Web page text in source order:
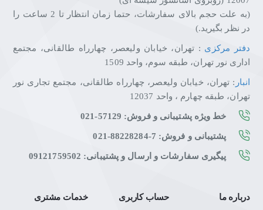
(به علت حجم بالای سفارشات، حتما زمان انتظار تا 2 ساعت را
در نظر بگیرید.)
دفتر مرکزی : تهران، خیابان ولیعصر، چهارراه طالقانی، مجتمع
اداری نور تهران، طبقه سوم، واحد 1509
انبار : تهران، خیابان ولیعصر، چهارراه طالقانی، مجتمع تجاری نور
تهران، طبقه چهارم ، واحد 12037
خط ویژه پشتیبانی و فروش: 57129-021
پشتیبانی و فروش: 7-88228284-021
پیگیری سفارشات و ارسال و پشتیبانی: 09121759502
درباره ما حساب کاربری خدمات مشتری